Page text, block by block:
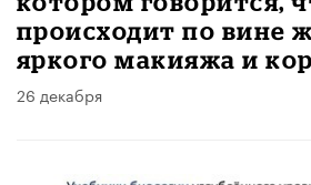
происходит по вине
яркого макияжа и
26 декабря